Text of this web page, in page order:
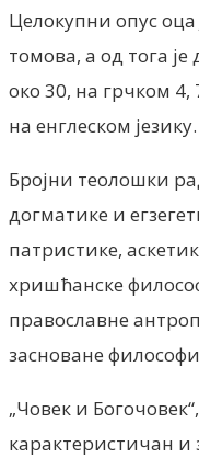
Целокупни опус оца
томова, а од тога
око 30, на грчком
на енглеском језику.
Бројни теолошки
догматике и
патристике,
хришћанске
православне
засноване
„Човек и
карактеристичан и